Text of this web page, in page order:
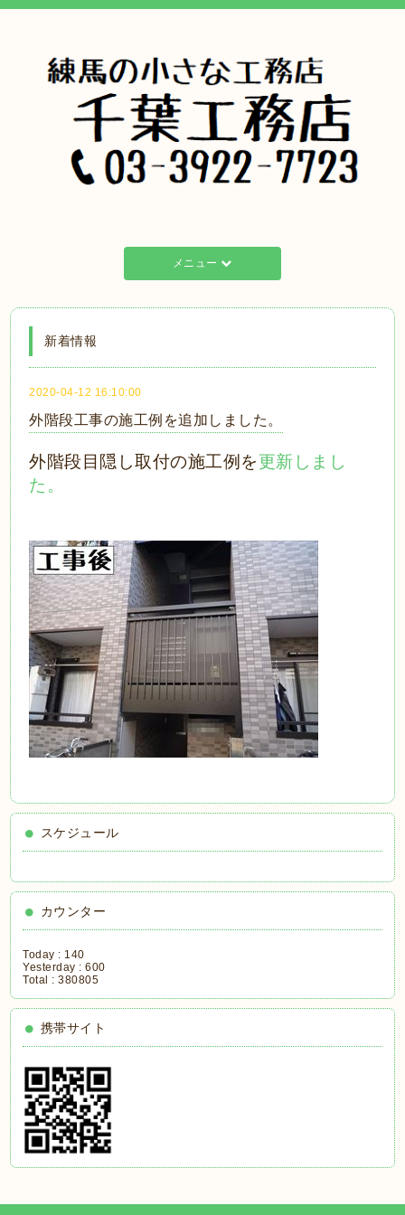
メニュー
新着情報
2020-04-12 16:10:00
外階段工事の施工例を追加しました。
外階段目隠し取付の施工例を更新しまし
た。
スケジュール
カウンター
Today : 140
Yesterday :600
Total :380805
携帯サイト